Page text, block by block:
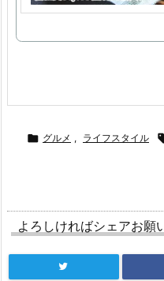
 グルメ , ライフスタイル
よろしければシェアお願